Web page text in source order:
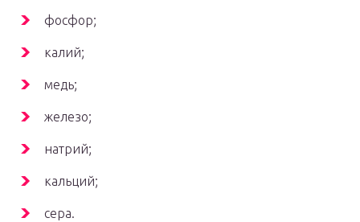
фосфор;
калий;
медь;
железо;
натрий;
кальций;
сера.